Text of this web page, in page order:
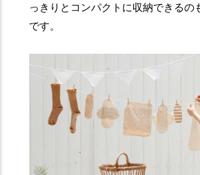
っきりとコンパクトに収納できるの
です。